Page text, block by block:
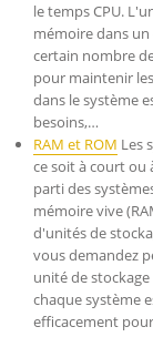
le temps CPU.
mémoire dans
certain nombre
pour maintenir
dans le système
besoins,…
RAM et ROM Les
ce soit à court ou
parti des
mémoire vive
d'unités de
vous demandez
unité de
chaque système
efficacement